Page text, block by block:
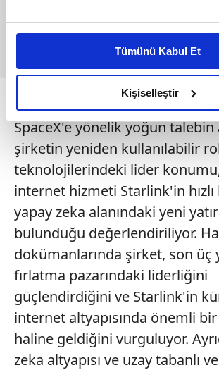
Bu çerezlere izin vermeniz halinde
daha iyi reklam deneyimi yaşatabiliriz.
amacımızın size daha iyi bir reklam
olduğunu ve sizlere en iyi içerikleri
elimizden gelen çabayı gösterdiğimizi ve
reklamların maliyetlerimizi karşılamak
kalemimiz olduğunu sizlere hatırlatmak
Her halükârda, kullanıcılar, bu çerezlere
takdirde, kullanıcılara hedefli reklamlar
gösterilmeyecektir."
Sizlere daha iyi bir hizmet sunabilmek için
Sitemizde kendimize ve üçüncü kişilere
kullanılmaktadır. Bu çerezler vasıtasıyla
verileriniz işlenmekte olup gerekli olan
toplumu hizmetlerinin sunulması amacıyla
kullanılmaktadır. Diğer çerezler, sitemizin
kılınması ve kişiselleştirilmesi ve sizlere
reklam/pazarlama faaliyetlerinin
Tümünü Kabul Et
Kişiselleştir
YATIRIMCI STARLINKE
SpaceX'e yönelik yoğun talebin
şirketin yeniden kullanılabilir
teknolojilerindeki lider
internet hizmeti Starlink'in
yapay zeka alanındaki yeni
bulunduğu değerlendiriliyor.
dokümanlarında şirket, son üç
fırlatma pazarındaki liderliğini
güçlendirdiğini ve Starlink'in
internet altyapısında önemli
haline geldiğini vurguluyor.
zeka altyapısı ve uzay tabanlı